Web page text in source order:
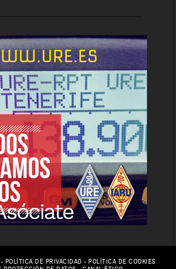
- POLÍTICA DE PRIVACIDAD - POLÍTICA DE COOKIES